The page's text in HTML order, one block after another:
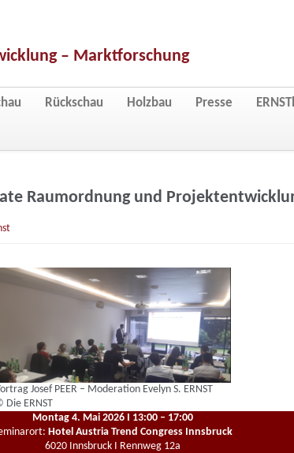
– Marktforschung
Rückschau Holzbau Presse
Raumordnung und
Josef PEER – Moderation Evelyn S. ERNST
Die ERNST
Montag 4. Mai 2026 I 13:00 – 17:00
Hotel Austria Trend Congress Innsbruck
6020 Innsbruck I Rennweg 12a